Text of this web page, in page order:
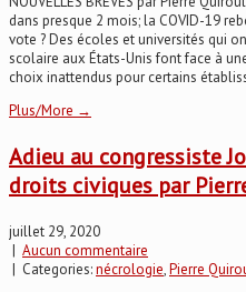
dans presque 2 mois; la COVID-19
vote ? Des écoles et universités qui
scolaire aux États-Unis font face à
choix inattendus pour certains
Plus/More →
Adieu au congressiste
droits civiques par
juillet 29, 2020
| Aucun commentaire
| Categories:nécrologie,Pierre